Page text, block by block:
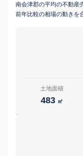
南会津郡の平均の不動産
前年比較の相場の動きを
土地面積
483 ㎡